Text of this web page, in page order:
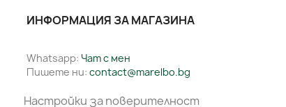
ИНФОРМАЦИЯ ЗА МАГАЗИНА
Whatsapp: Чат с мен
Пишете ни: contact@marelbo.bg
Настройки за поверителност